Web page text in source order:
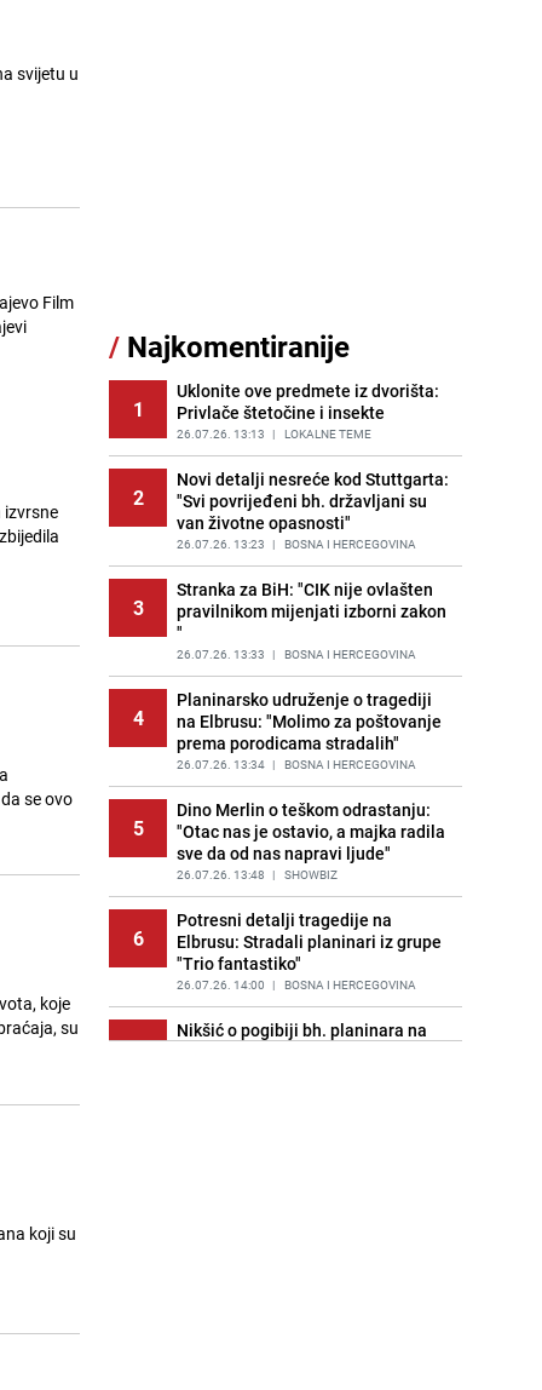
svijetu u
Film
se ovo
koje
su
koji su
11
Lažne novčanice preplavljuju
tržište: Ove eure najčešće
pokušavaju podvaliti
PRIJE OKO 21H | SVIJET
12
Recept za brze uštipke: Ne upijaju
ulje i gotovi su za 30 minuta
PRIJE 1 DAN | RECEPTI
13
Imate tikvice i piletinu? Napravite
ovaj brzi ručak iz jedne tave
PRIJE 1 DAN | RECEPTI
Jedan od najvećih gradova nije na
listi: Ovo su lokacije prvih Lidl
prodavnica u BiH
PRIJE 1 DAN | BOSNA I HERCEGOVINA
Užas u bh. susjedstvu, mladići
bludničili nad maloljetnicom i sve
snimali: "Stari te gleda u lajvu"
PRIJE 2 DANA | REGIJA
/ Najkomentiranije
1
Uklonite ove predmete iz dvorišta:
Privlače štetočine i insekte
26.07.26. 13:13 | LOKALNE TEME
2
Novi detalji nesreće kod Stuttgarta:
"Svi povrijeđeni bh. državljani su
van životne opasnosti"
26.07.26. 13:23 | BOSNA I HERCEGOVINA
3
Stranka za BiH: "CIK nije ovlašten
pravilnikom mijenjati izborni zakon
"
26.07.26. 13:33 | BOSNA I HERCEGOVINA
4
Planinarsko udruženje o tragediji
na Elbrusu: "Molimo za poštovanje
prema porodicama stradalih"
26.07.26. 13:34 | BOSNA I HERCEGOVINA
5
Dino Merlin o teškom odrastanju:
"Otac nas je ostavio, a majka radila
sve da od nas napravi ljude"
26.07.26. 13:48 | SHOWBIZ
6
Potresni detalji tragedije na
Elbrusu: Stradali planinari iz grupe
"Trio fantastiko"
26.07.26. 14:00 | BOSNA I HERCEGOVINA
7
Nikšić o pogibiji bh. planinara na